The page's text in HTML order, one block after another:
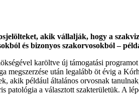
akik vállalják, hogy a
és bizonyos szakorvosokból –
karöltve új támogatási
után legalább öt évig a
akik például általános orvosnak
a választott szakterületük. A